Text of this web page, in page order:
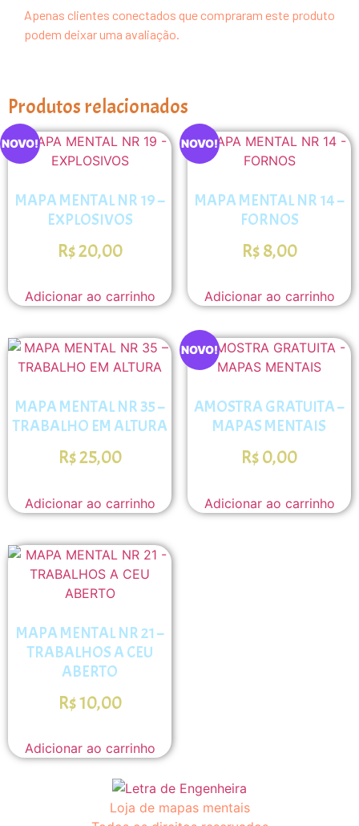
Apenas clientes conectados que compraram este produto
podem deixar uma avaliação.
Produtos relacionados
NOVO!
MAPA MENTAL NR 19 –
EXPLOSIVOS
R$20,00
Adicionar ao carrinho
NOVO!
MAPA MENTAL NR 14 –
FORNOS
R$8,00
Adicionar ao carrinho
MAPA MENTAL NR 35 –
TRABALHO EM ALTURA
R$25,00
Adicionar ao carrinho
NOVO!
AMOSTRA GRATUITA –
MAPAS MENTAIS
R$0,00
Adicionar ao carrinho
MAPA MENTAL NR 21 –
TRABALHOS A CEU
ABERTO
R$10,00
Adicionar ao carrinho
Loja de mapas mentais